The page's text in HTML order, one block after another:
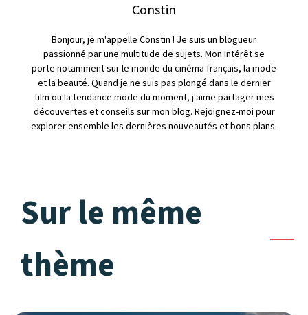
Constin
Bonjour, je m'appelle Constin ! Je suis un blogueur
passionné par une multitude de sujets. Mon intérêt se
porte notamment sur le monde du cinéma français, la mode
et la beauté. Quand je ne suis pas plongé dans le dernier
film ou la tendance mode du moment, j'aime partager mes
découvertes et conseils sur mon blog. Rejoignez-moi pour
explorer ensemble les dernières nouveautés et bons plans.
Sur le même
thème